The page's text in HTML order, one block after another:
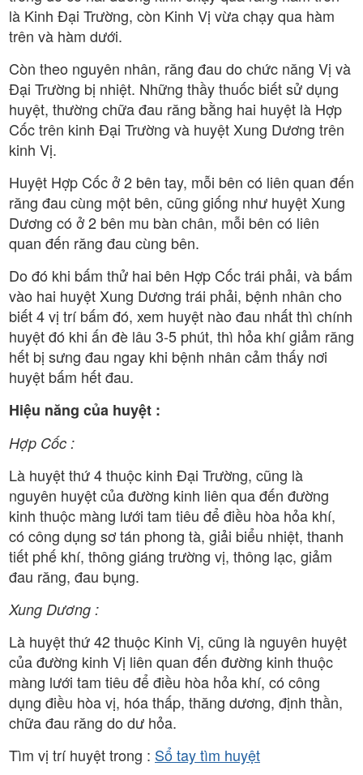
là Kinh Đại Trường, còn Kinh Vị vừa chạy qua hàm
trên và hàm dưới.
Còn theo nguyên nhân, răng đau do chức năng Vị và
Đại Trường bị nhiệt. Những thầy thuốc biết sử dụng
huyệt, thường chữa đau răng bằng hai huyệt là Hợp
Cốc trên kinh Đại Trường và huyệt Xung Dương trên
kinh Vị.
Huyệt Hợp Cốc ở 2 bên tay, mỗi bên có liên quan đến
răng đau cùng một bên, cũng giống như huyệt Xung
Dương có ở 2 bên mu bàn chân, mỗi bên có liên
quan đến răng đau cùng bên.
Do đó khi bấm thử hai bên Hợp Cốc trái phải, và bấm
vào hai huyệt Xung Dương trái phải, bệnh nhân cho
biết 4 vị trí bấm đó, xem huyệt nào đau nhất thì chính
huyệt đó khi ấn đè lâu 3-5 phút, thì hỏa khí giảm răng
hết bị sưng đau ngay khi bệnh nhân cảm thấy nơi
huyệt bấm hết đau.
Hiệu năng của huyệt :
Hợp Cốc :
Là huyệt thứ 4 thuộc kinh Đại Trường, cũng là
nguyên huyệt của đường kinh liên qua đến đường
kinh thuộc màng lưới tam tiêu để điều hòa hỏa khí,
có công dụng sơ tán phong tà, giải biểu nhiệt, thanh
tiết phế khí, thông giáng trường vị, thông lạc, giảm
đau răng, đau bụng.
Xung Dương :
Là huyệt thứ 42 thuộc Kinh Vị, cũng là nguyên huyệt
của đường kinh Vị liên quan đến đường kinh thuộc
màng lưới tam tiêu để điều hòa hỏa khí, có công
dụng điều hòa vị, hóa thấp, thăng dương, định thần,
chữa đau răng do dư hỏa.
Tìm vị trí huyệt trong : Sổ tay tìm huyệt